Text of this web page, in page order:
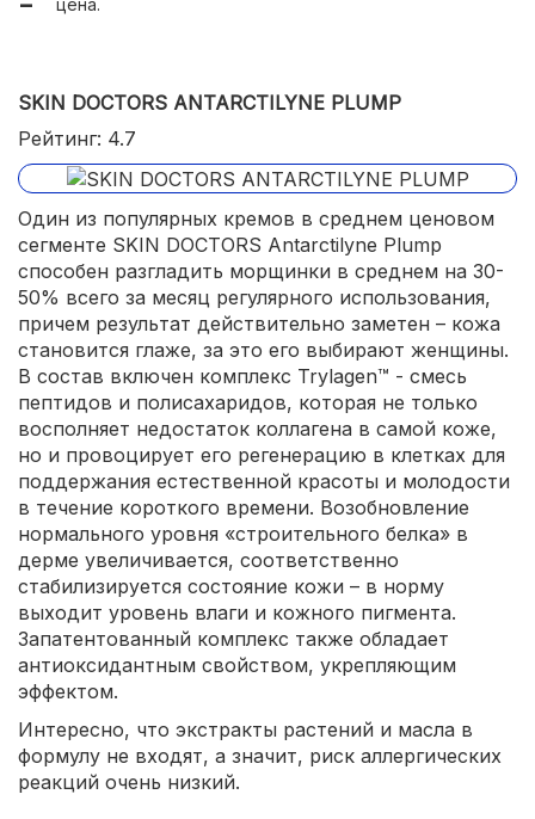
SKIN DOCTORS ANTARCTILYNE PLUMP
Рейтинг: 4.7
Один из популярных кремов в среднем ценовом
сегменте SKIN DOCTORS Antarctilyne Plump
способен разгладить морщинки в среднем на 30-
50% всего за месяц регулярного использования,
причем результат действительно заметен – кожа
становится глаже, за это его выбирают женщины.
В состав включен комплекс Trylagen™ - смесь
пептидов и полисахаридов, которая не только
восполняет недостаток коллагена в самой коже,
но и провоцирует его регенерацию в клетках для
поддержания естественной красоты и молодости
в течение короткого времени. Возобновление
нормального уровня «строительного белка» в
дерме увеличивается, соответственно
стабилизируется состояние кожи – в норму
выходит уровень влаги и кожного пигмента.
Запатентованный комплекс также обладает
антиоксидантным свойством, укрепляющим
эффектом.
Интересно, что экстракты растений и масла в
формулу не входят, а значит, риск аллергических
реакций очень низкий.